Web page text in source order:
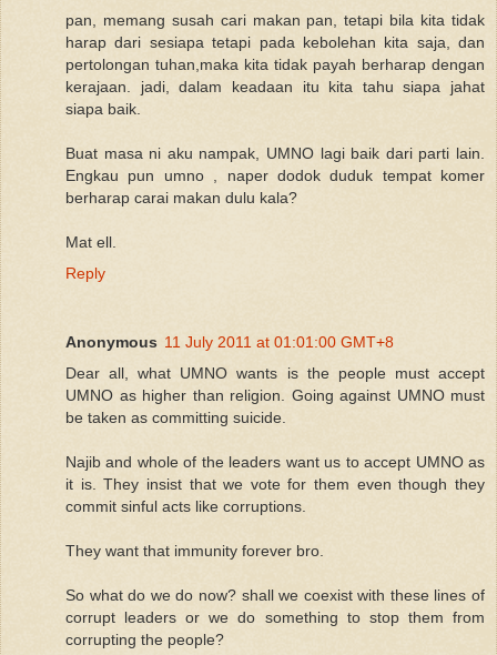
pan, memang susah cari makan pan, tetapi bila kita tidak
harap dari sesiapa tetapi pada kebolehan kita saja, dan
pertolongan tuhan,maka kita tidak payah berharap dengan
kerajaan. jadi, dalam keadaan itu kita tahu siapa jahat
siapa baik.
Buat masa ni aku nampak, UMNO lagi baik dari parti lain.
Engkau pun umno , naper dodok duduk tempat komer
berharap carai makan dulu kala?
Mat ell.
Reply
Anonymous 11 July 2011 at 01:01:00 GMT+8
Dear all, what UMNO wants is the people must accept
UMNO as higher than religion. Going against UMNO must
be taken as committing suicide.
Najib and whole of the leaders want us to accept UMNO as
it is. They insist that we vote for them even though they
commit sinful acts like corruptions.
They want that immunity forever bro.
So what do we do now? shall we coexist with these lines of
corrupt leaders or we do something to stop them from
corrupting the people?